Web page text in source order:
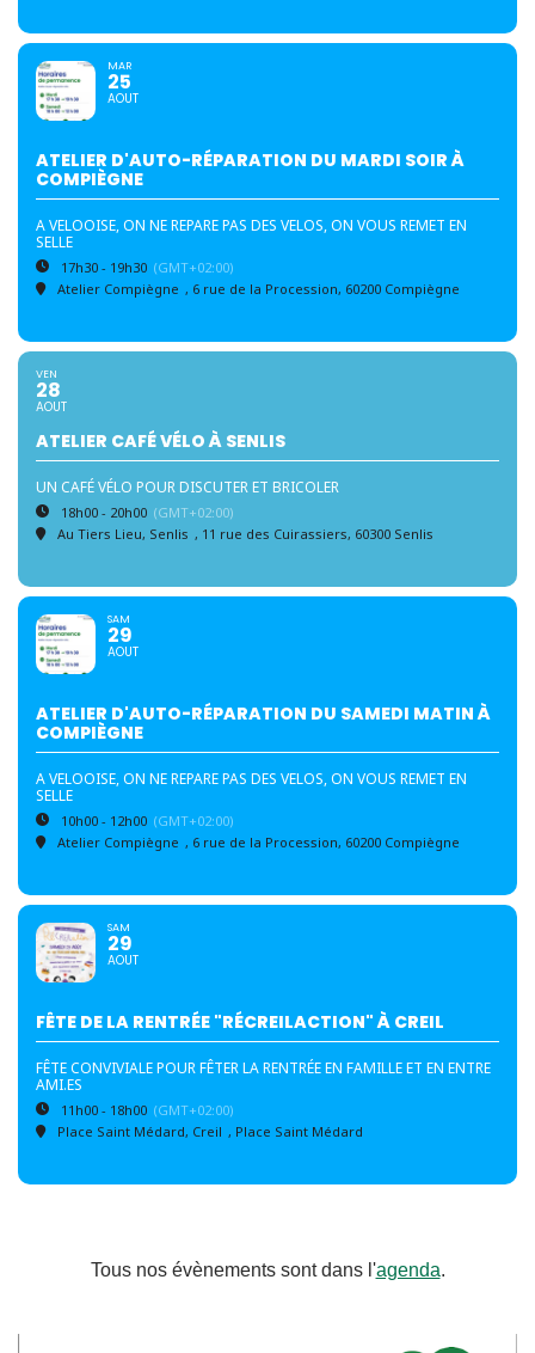
MAR
25
AOUT
ATELIER D'AUTO-RÉPARATION DU MARDI SOIR À
COMPIÈGNE
A VELOOISE, ON NE REPARE PAS DES VELOS, ON VOUS REMET EN
SELLE
17h30 - 19h30 (GMT+02:00)
Atelier Compiègne , 6 rue de la Procession, 60200 Compiègne
VEN
28
AOUT
ATELIER CAFÉ VÉLO À SENLIS
UN CAFÉ VÉLO POUR DISCUTER ET BRICOLER
18h00 - 20h00 (GMT+02:00)
Au Tiers Lieu, Senlis , 11 rue des Cuirassiers, 60300 Senlis
SAM
29
AOUT
ATELIER D'AUTO-RÉPARATION DU SAMEDI MATIN À
COMPIÈGNE
A VELOOISE, ON NE REPARE PAS DES VELOS, ON VOUS REMET EN
SELLE
10h00 - 12h00 (GMT+02:00)
Atelier Compiègne , 6 rue de la Procession, 60200 Compiègne
SAM
29
AOUT
FÊTE DE LA RENTRÉE "RÉCREILACTION" À CREIL
FÊTE CONVIVIALE POUR FÊTER LA RENTRÉE EN FAMILLE ET EN ENTRE
AMI.ES
11h00 - 18h00 (GMT+02:00)
Place Saint Médard, Creil , Place Saint Médard
Tous nos évènements sont dans l'agenda.